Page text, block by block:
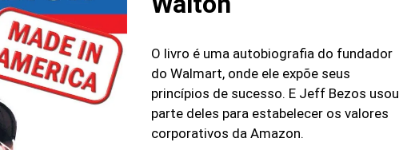
O livro é uma autobiografia do fundador
do Walmart, onde ele expõe seus
princípios de sucesso. E Jeff Bezos usou
parte deles para estabelecer os valores
corporativos da Amazon.